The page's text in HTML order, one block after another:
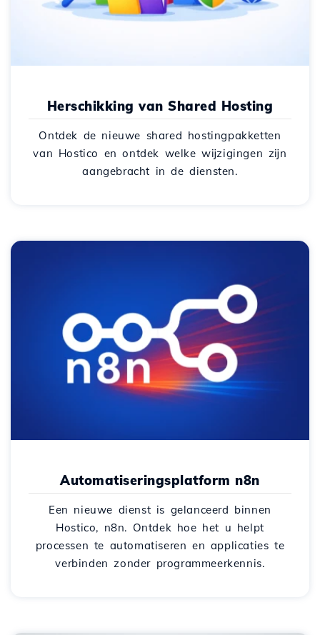
Herschikking van Shared Hosting
Ontdek de nieuwe shared hostingpakketten
van Hostico en ontdek welke wijzigingen zijn
aangebracht in de diensten.
Automatiseringsplatform n8n
Een nieuwe dienst is gelanceerd binnen
Hostico, n8n. Ontdek hoe het u helpt
processen te automatiseren en applicaties te
verbinden zonder programmeerkennis.